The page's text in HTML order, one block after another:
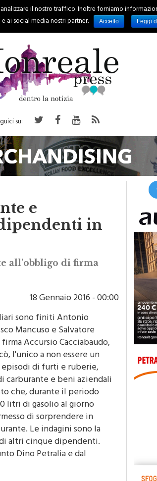
EVENTI RUBRICHE SPORT
su:
e
in
all'obbligo di firma
18 Gennaio 2016 - 00:00
sono finiti Antonio
Mancuso e Salvatore
Accursio Cacciabaudo,
l'unico a non essere un
di furti e ruberie,
carburante e beni aziendali
che, durante il periodo
litri di gasolio al giorno
di sorprendere in
Le indagini sono la
altri cinque dipendenti.
Dino Petralia e dal
il nostro traffico. Inoltre forniamo
ai social media nostri partner.
Accetto Leggi